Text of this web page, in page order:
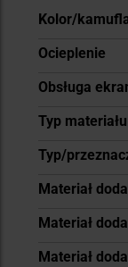
Więcej
Kolor/
Ocieplenie
Obsługa
Typ materiału
Typ/
Materiał
Materiał
Materiał